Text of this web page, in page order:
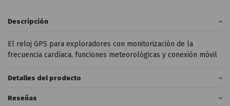
Descripción
El reloj GPS para exploradores con monitorización de la
frecuencia cardíaca, funciones meteorológicas y conexión móvil
Detalles del producto
Reseñas